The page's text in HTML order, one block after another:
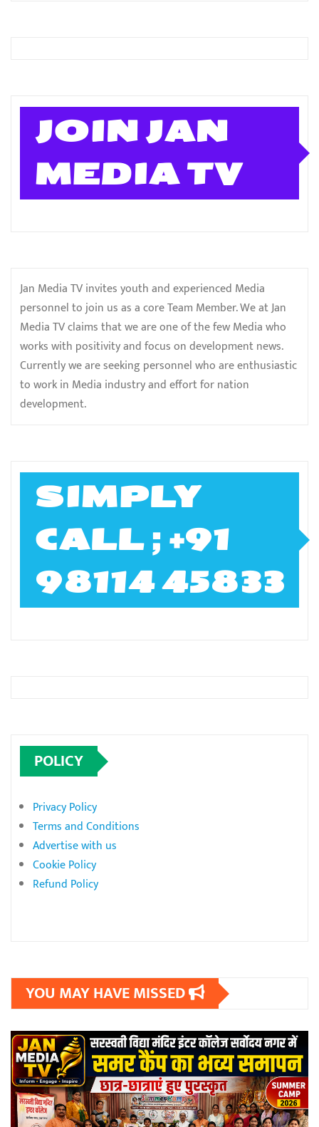
JOIN JAN
MEDIA TV
Jan Media TV invites youth and experienced Media
personnel to join us as a core Team Member. We at Jan
Media TV claims that we are one of the few Media who
works with positivity and focus on development news.
Currently we are seeking personnel who are enthusiastic
to work in Media industry and effort for nation
development.
SIMPLY
CALL ; +91
98114 45833
POLICY
Privacy Policy
Terms and Conditions
Advertise with us
Cookie Policy
Refund Policy
YOU MAY HAVE MISSED